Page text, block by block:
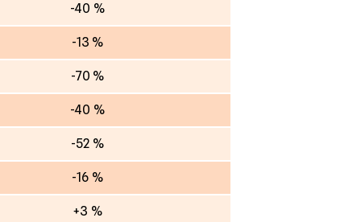
-40 %
-13 %
-70 %
-40 %
-52 %
-16 %
+3 %